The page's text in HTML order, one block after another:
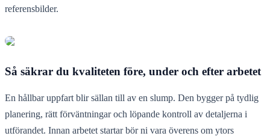
referensbilder.
Så säkrar du kvaliteten före, under och efter arbetet
En hållbar uppfart blir sällan till av en slump. Den bygger på tydlig
planering, rätt förväntningar och löpande kontroll av detaljerna i
utförandet. Innan arbetet startar bör ni vara överens om ytors